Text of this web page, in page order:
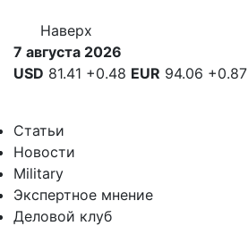
Наверх
7 августа 2026
USD 81.41 +0.48 EUR 94.06 +0.87
Статьи
Новости
Military
Экспертное мнение
Деловой клуб